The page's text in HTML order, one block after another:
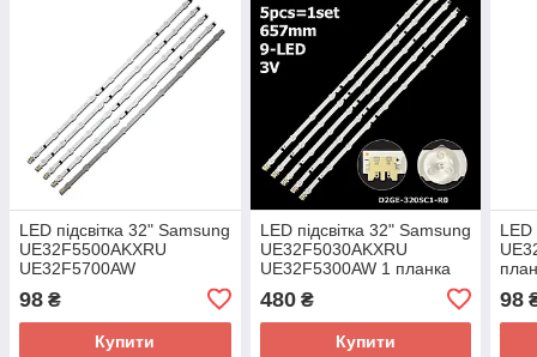
LED підсвітка 32" Samsung
UE32F5500AKXRU
UE32F5700AW
UE32F5300AK
UE32F4020AW 1 планка
98 ₴
Купити
LED підсвітка 32" Samsung
UE32F5030AKXRU
UE32F5300AW 1 планка
480₴
Купити
LED
98